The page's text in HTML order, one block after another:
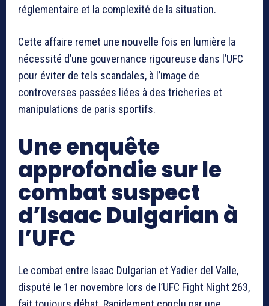
réglementaire et la complexité de la situation.
Cette affaire remet une nouvelle fois en lumière la
nécessité d’une gouvernance rigoureuse dans l’UFC
pour éviter de tels scandales, à l’image de
controverses passées liées à des tricheries et
manipulations de paris sportifs.
Une enquête
approfondie sur le
combat suspect
d’Isaac Dulgarian à
l’UFC
Le combat entre Isaac Dulgarian et Yadier del Valle,
disputé le 1er novembre lors de l’UFC Fight Night 263,